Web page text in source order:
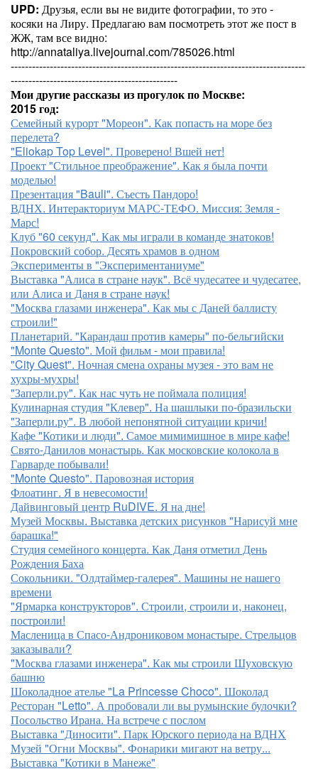
UPD: Друзья, если вы не видите фотографии, то это -
косяки на Лиру. Предлагаю вам посмотреть этот же пост в
ЖЖ, там все видно:
http://annataliya.livejournal.com/785026.html
-----------------------------------------------------------------------------------
-----------------------------------------------
Мои другие рассказы из прогулок по Москве:
2015 год:
Семейный курорт "Мореон". Как попасть на море без
перелета?
"Eliokap Top Level". Проверено! Вшей нет!
Проект "Стильное преображение". Как я была почти
моделью!
Презентация "Bauli". Съесть Пандоро!
ВДНХ. Интеракториум МАРС-ТЕФО. Миссия: Земля -
Марс!
Клуб "60 секунд". Как мы играли в команде знатоков!
Покровский собор. Десять храмов в одном
Эксперименты в "Экспериментаниуме"
Выставка "Алиса в стране наук". Всё чудесатее и чудесатее,
или Алиса и Даня в стране наук!
"Москва глазами инженера". Как мы с Даней баллисту
строили!"
Планетарий. "Карандаш против камеры" по-бельгийски
"Monte Questo". Мой фильм - мои правила!
"City Quest". Ночная смена охраны музея - это вам не
хухры-мухры!
"Заперли.ру". Как нас чуть не поймала полиция!
Кулинарная студия "Клевер". На шашлыки по-бразильски
"Заперли.ру". В любой непонятной ситуации кричи!
Кафе "Котики и люди". Самое мимимишное в мире кафе!
Свято-Данилов монастырь. Как московские колокола в
Гарварде побывали!
"Monte Questo". Паровозная история
Флоатинг. Я в невесомости!
Дайвинговый центр RuDIVE. Я на дне!
Музей Москвы. Выставка детских рисунков "Нарисуй мне
барашка!"
Студия семейного концерта. Как Даня отметил День
Рождения Баха
Сокольники. "Олдтаймер-галерея". Машины не нашего
времени
"Ярмарка конструкторов". Строили, строили и, наконец,
построили!
Масленица в Спасо-Андрониковом монастыре. Стрельцов
заказывали?
"Москва глазами инженера". Как мы строили Шуховскую
башню
Шоколадное ателье "La Princesse Choco". Шоколад
Ресторан "Letto". А пробовали ли вы румынские булочки?
Посольство Ирана. На встрече с послом
Выставка "Диносити". Парк Юрского периода на ВДНХ
Музей "Огни Москвы". Фонарики мигают на ветру...
Выставка "Котики в Манеже"